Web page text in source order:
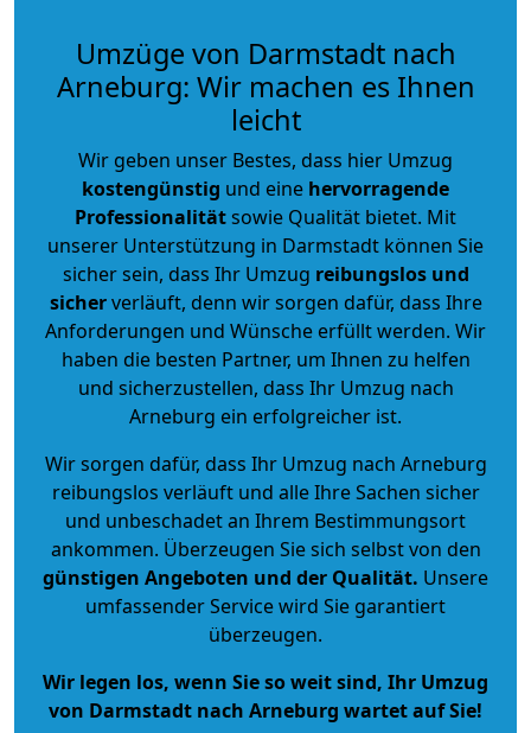
Umzüge von Darmstadt nach
Arneburg: Wir machen es Ihnen
leicht
Wir geben unser Bestes, dass hier Umzug
kostengünstig und eine hervorragende
Professionalitätsowie Qualität bietet. Mit
unserer Unterstützung in Darmstadt können Sie
sicher sein, dass Ihr Umzug reibungslos und
sicherverläuft, denn wir sorgen dafür, dass Ihre
Anforderungen und Wünsche erfüllt werden. Wir
haben die besten Partner, um Ihnen zu helfen
und sicherzustellen, dass Ihr Umzug nach
Arneburg ein erfolgreicher ist.
Wir sorgen dafür, dass Ihr Umzug nach Arneburg
reibungslos verläuft und alle Ihre Sachen sicher
und unbeschadet an Ihrem Bestimmungsort
ankommen. Überzeugen Sie sich selbst von den
günstigen Angeboten und der Qualität. Unsere
umfassender Service wird Sie garantiert
überzeugen.
Wir legen los, wenn Sie so weit sind, Ihr Umzug
von Darmstadt nach Arneburg wartet auf Sie!